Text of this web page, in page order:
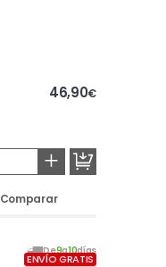
46,90€
+
Comparar
De9a10días
ENVÍO GRATIS